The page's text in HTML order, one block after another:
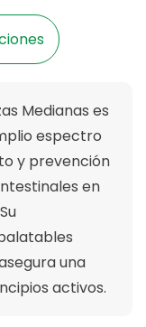
Medianas es
espectro
y prevención
en
Su
una
activos.